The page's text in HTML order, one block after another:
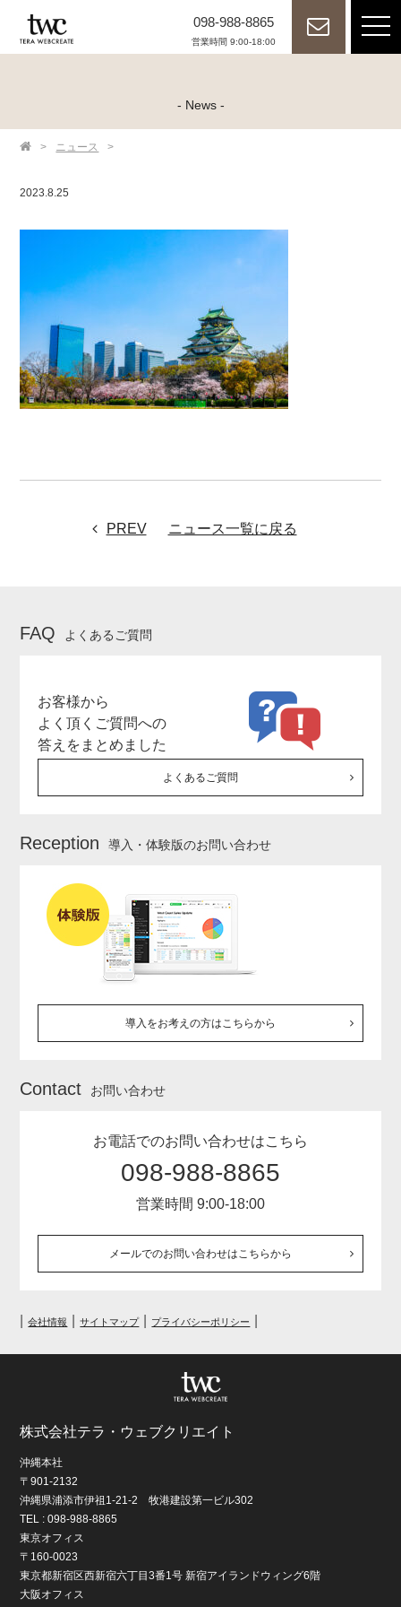
098-988-8865
営業時間 9:00-18:00
- News -
> ニュース >
2023.8.25
PREV ニュース一覧に戻る
FAQ よくあるご質問
お客様から
よく頂くご質問への
答えをまとめました
よくあるご質問
Reception 導入・体験版のお問い合わせ
導入をお考えの方はこちらから
Contact お問い合わせ
お電話でのお問い合わせはこちら
098-988-8865
営業時間 9:00-18:00
メールでのお問い合わせはこちらから
会社情報 サイトマップ プライバシーポリシー
株式会社テラ・ウェブクリエイト
沖縄本社
〒901-2132
沖縄県浦添市伊祖1-21-2 牧港建設第一ビル302
TEL : 098-988-8865
東京オフィス
〒160-0023
東京都新宿区西新宿六丁目3番1号 新宿アイランドウィング6階
大阪オフィス